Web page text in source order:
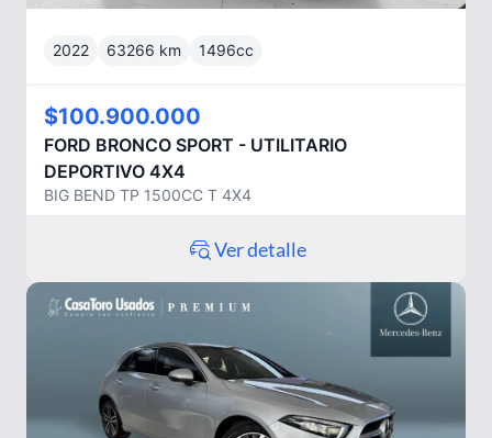
2022 63266 km 1496cc
$100.900.000
FORD BRONCO SPORT - UTILITARIO
DEPORTIVO 4X4
BIG BEND TP 1500CC T 4X4
Ver detalle